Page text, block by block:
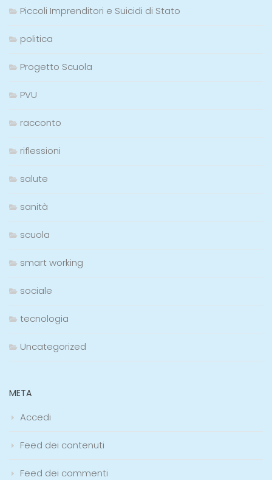
Piccoli Imprenditori e Suicidi di Stato
politica
Progetto Scuola
PVU
racconto
riflessioni
salute
sanità
scuola
smart working
sociale
tecnologia
Uncategorized
META
Accedi
Feed dei contenuti
Feed dei commenti